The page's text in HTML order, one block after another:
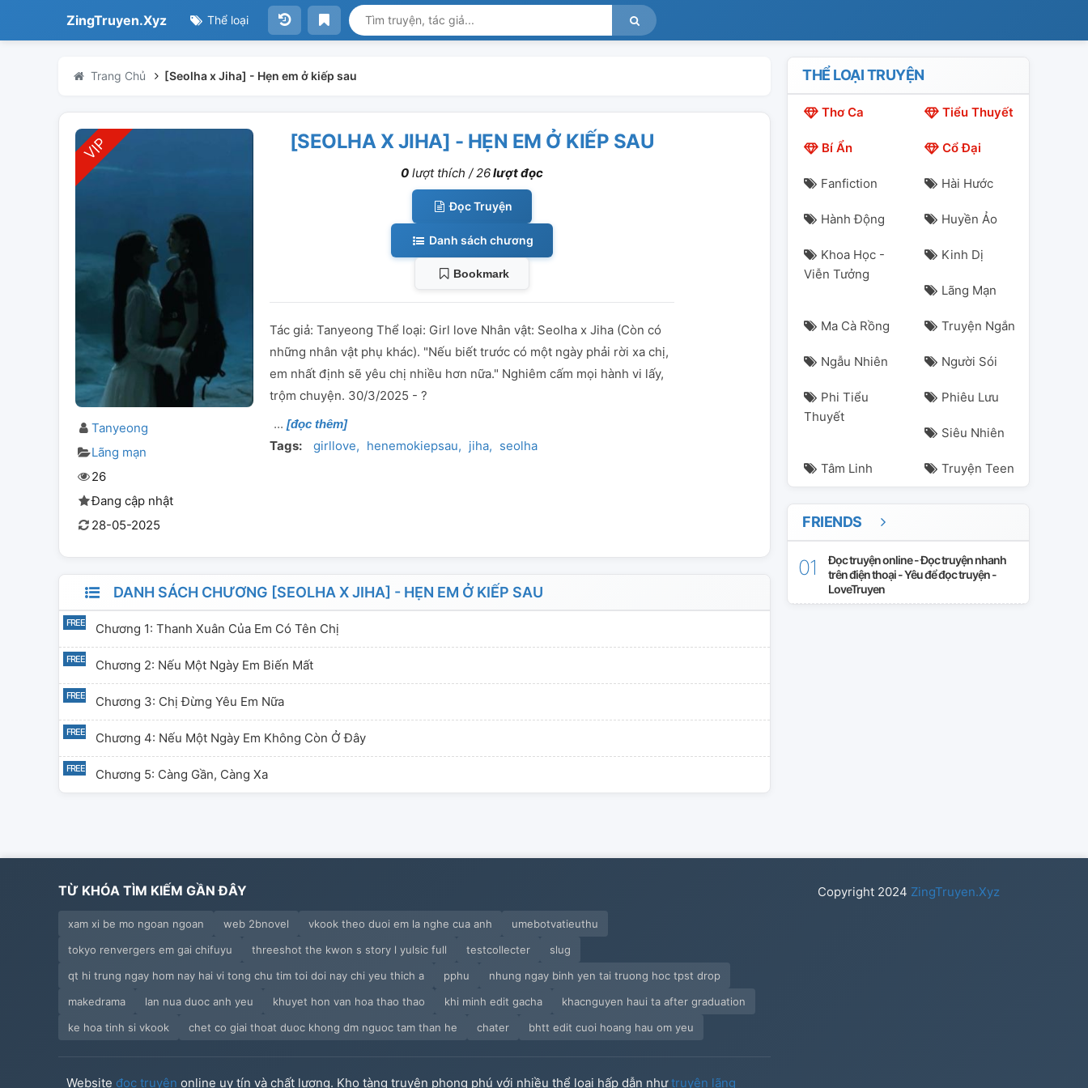
ZingTruyen.Xyz Thể loại
Trang Chủ [Seolha x Jiha] - Hẹn em ở kiếp sau
Tanyeong
Lãng mạn
26
Đang cập nhật
28-05-2025
[SEOLHA X JIHA] - HẸN EM Ở KIẾP SAU
0 lượt thích /26lượt đọc
Đọc Truyện
Danh sách chương
Bookmark
Tác giả: Tanyeong Thể loại: Girl love Nhân vật: Seolha x Jiha (Còn có
những nhân vật phụ khác). "Nếu biết trước có một ngày phải rời xa chị,
em nhất định sẽ yêu chị nhiều hơn nữa." Nghiêm cấm mọi hành vi lấy,
trộm chuyện. 30/3/2025 - ?
[đọc thêm]
Tags: girllove henemokiepsau jiha seolha
DANH SÁCH CHƯƠNG [SEOLHA X JIHA] - HẸN EM Ở KIẾP SAU
Chương 1: Thanh Xuân Của Em Có Tên Chị
Chương 2: Nếu Một Ngày Em Biến Mất
Chương 3: Chị Đừng Yêu Em Nữa
Chương 4: Nếu Một Ngày Em Không Còn Ở Đây
Chương 5: Càng Gần, Càng Xa
THỂ LOẠI TRUYỆN
Thơ Ca Tiểu Thuyết
Bí Ẩn Cổ Đại
Fanfiction Hài Hước
Hành Động Huyền Ảo
Khoa Học -
Viễn Tưởng
Kinh Dị
Lãng Mạn
Ma Cà Rồng Truyện Ngắn
Ngẫu Nhiên Người Sói
Phi Tiểu
Thuyết
Phiêu Lưu
Siêu Nhiên
Tâm Linh Truyện Teen
FRIENDS
Đọc truyện online - Đọc truyện nhanh
trên điện thoại - Yêu để đọc truyện -
LoveTruyen
TỪ KHÓA TÌM KIẾM GẦN ĐÂY
xam xi be mo ngoan ngoan web 2bnovel vkook theo duoi em la nghe cua anh
umebotvatieuthu
tokyo renvergers em gai chifuyu
threeshot the kwon s story l yulsic full testcollecter
slug
qt hi trung ngay hom nay hai vi tong chu tim toi doi nay chi yeu thich a
pphu
nhung ngay binh yen tai truong hoc tpst drop
makedrama
lan nua duoc anh yeu khuyet hon van hoa thao thao khi minh edit gacha
khacnguyen haui ta after graduation
ke hoa tinh si vkook
chet co giai thoat duoc khong dm nguoc tam than he chater bhtt edit cuoi hoang hau om yeu
Website đọc truyện online uy tín và chất lượng. Kho tàng truyện phong phú với nhiều thể loại hấp dẫn nhưtruyện lãng
Copyright 2024 ZingTruyen.Xyz